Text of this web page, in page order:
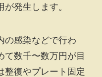
発生します。
の感染などで行わ
て数千〜数万円が目
整復やプレート固定